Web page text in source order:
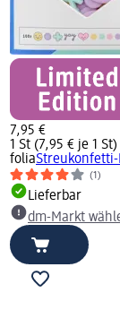
7,95 €
1 St (7,95 € je 1 St)
folia
(1)
Lieferbar
dm-Markt